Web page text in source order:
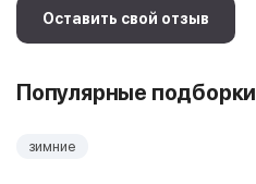
Оставить свой отзыв
Популярные подборки
зимние